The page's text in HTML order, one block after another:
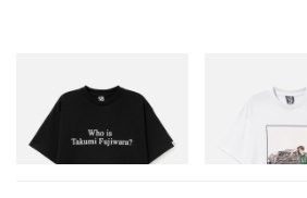
Billionaire Boys Club X Initial
D Cotton T-Shirt 3
立即購入
Billionaire Boys
D Cotton T-Shirt 2